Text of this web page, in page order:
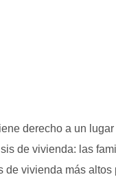
derecho a un
de vivienda: las
de vivienda más